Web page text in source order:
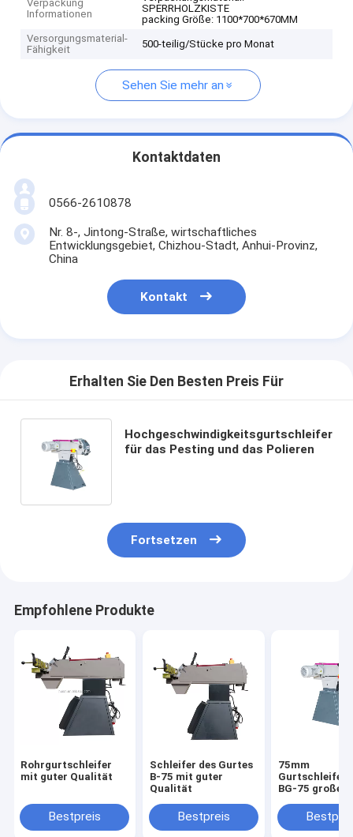
Verpackung
Informationen
SPERRHOLZKISTE
packing Größe: 1100*700*670MM
Versorgungsmaterial-
Fähigkeit
500-teilig/Stücke pro Monat
Sehen Sie mehr an
Kontaktdaten
0566-2610878
Nr. 8-, Jintong-Straße, wirtschaftliches
Entwicklungsgebiet, Chizhou-Stadt, Anhui-Provinz,
China
Kontakt
Erhalten Sie Den Besten Preis Für
Hochgeschwindigkeitsgurtschleifer
für das Pesting und das Polieren
Fortsetzen
Empfohlene Produkte
Rohrgurtschleifer
mit guter Qualität
Bestpreis
Schleifer des Gurtes
B-75 mit guter
Qualität
Bestpreis
75mm
BG-75 großen